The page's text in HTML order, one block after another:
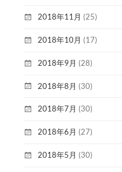
2018年11月 (25)
2018年10月 (17)
2018年9月 (28)
2018年8月 (30)
2018年7月 (30)
2018年6月 (27)
2018年5月 (30)